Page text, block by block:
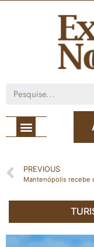
PREVIOUS